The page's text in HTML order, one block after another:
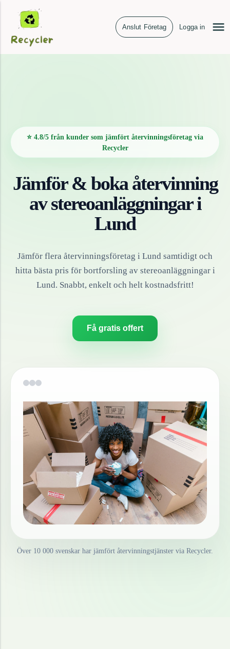
Anslut Företag Logga in
⭐ 4.8/5 från kunder som jämfört återvinningsföretag via
Recycler
Jämför & boka återvinning
avstereoanläggningari
Lund
Jämför flera återvinningsföretag i Lund samtidigt och
hitta bästa pris för bortforsling av stereoanläggningari
Lund. Snabbt, enkelt och helt kostnadsfritt!
Få gratis offert
Över 10 000 svenskar har jämfört återvinningstjänster via Recycler.